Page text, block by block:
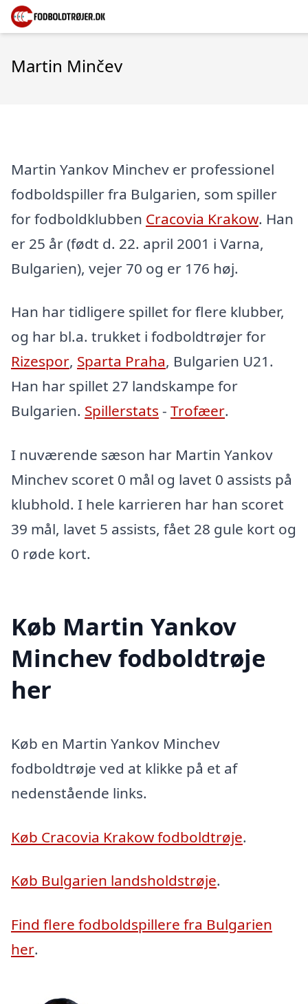
Martin Minčev
Martin Yankov Minchev er professionel
fodboldspiller fra Bulgarien, som spiller
for fodboldklubben Cracovia Krakow. Han
er 25 år (født d. 22. april 2001 i Varna,
Bulgarien), vejer 70 og er 176 høj.
Han har tidligere spillet for flere klubber,
og har bl.a. trukket i fodboldtrøjer for
Rizespor, Sparta Praha, Bulgarien U21.
Han har spillet 27 landskampe for
Bulgarien. Spillerstats - Trofæer.
I nuværende sæson har Martin Yankov
Minchev scoret 0 mål og lavet 0 assists på
klubhold. I hele karrieren har han scoret
39 mål, lavet 5 assists, fået 28 gule kort og
0 røde kort.
Køb Martin Yankov
Minchev fodboldtrøje
her
Køb en Martin Yankov Minchev
fodboldtrøje ved at klikke på et af
nedenstående links.
Køb Cracovia Krakow fodboldtrøje.
Køb Bulgarien landsholdstrøje.
Find flere fodboldspillere fra Bulgarien
her.